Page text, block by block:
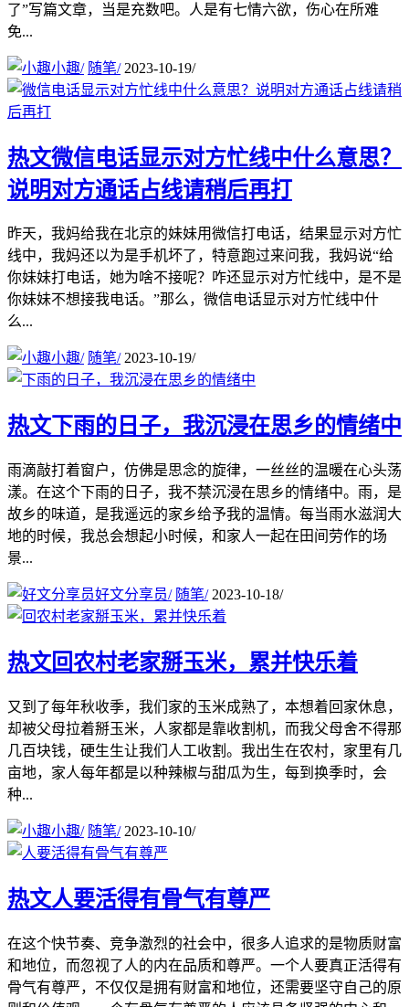
了”写篇文章，当是充数吧。人是有七情六欲，伤心在所难
免...
小趣/ 随笔/ 2023-10-19/
热文微信电话显示对方忙线中什么意思？
说明对方通话占线请稍后再打
昨天，我妈给我在北京的妹妹用微信打电话，结果显示对方忙
线中，我妈还以为是手机坏了，特意跑过来问我，我妈说“给
你妹妹打电话，她为啥不接呢？咋还显示对方忙线中，是不是
你妹妹不想接我电话。”那么，微信电话显示对方忙线中什
么...
小趣/ 随笔/ 2023-10-19/
热文下雨的日子，我沉浸在思乡的情绪中
雨滴敲打着窗户，仿佛是思念的旋律，一丝丝的温暖在心头荡
漾。在这个下雨的日子，我不禁沉浸在思乡的情绪中。雨，是
故乡的味道，是我遥远的家乡给予我的温情。每当雨水滋润大
地的时候，我总会想起小时候，和家人一起在田间劳作的场
景...
好文分享员/ 随笔/ 2023-10-18/
热文回农村老家掰玉米，累并快乐着
又到了每年秋收季，我们家的玉米成熟了，本想着回家休息，
却被父母拉着掰玉米，人家都是靠收割机，而我父母舍不得那
几百块钱，硬生生让我们人工收割。我出生在农村，家里有几
亩地，家人每年都是以种辣椒与甜瓜为生，每到换季时，会
种...
小趣/ 随笔/ 2023-10-10/
热文人要活得有骨气有尊严
在这个快节奏、竞争激烈的社会中，很多人追求的是物质财富
和地位，而忽视了人的内在品质和尊严。一个人要真正活得有
骨气有尊严，不仅仅是拥有财富和地位，还需要坚守自己的原